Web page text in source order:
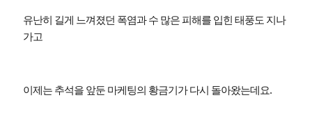
유난히 길게 느껴졌던 폭염과 수 많은 피해를 입힌 태풍도 지나
가고
이제는 추석을 앞둔 마케팅의 황금기가 다시 돌아왔는데요.